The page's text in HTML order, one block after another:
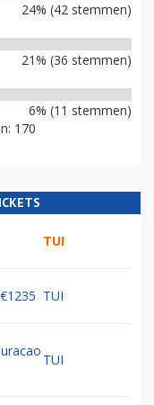
24% (42 stemmen)
21% (36 stemmen)
6% (11 stemmen)
170
TUI
TUI
TUI